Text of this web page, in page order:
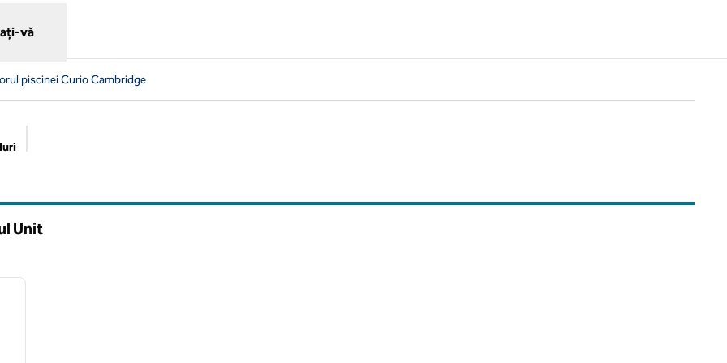
vă
piscinei Curio Cambridge
Unit
imaginea următoare